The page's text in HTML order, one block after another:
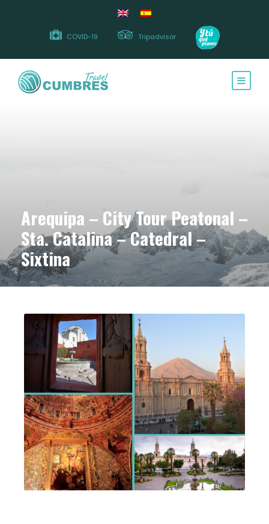
COVID-19 Tripadvisor
Arequipa – City Tour Peatonal –
Sta. Catalina – Catedral –
Sixtina